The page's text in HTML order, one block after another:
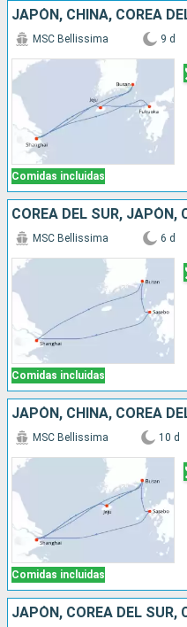
JAPÓN, CHINA, COREA
Comidas incluidas
MSC Bellissima 9 d
COREA DEL SUR, JAPÓN,
Comidas incluidas
MSC Bellissima 6 d
JAPÓN, CHINA, COREA
Comidas incluidas
MSC Bellissima 10 d
JAPÓN, COREA DEL SUR,